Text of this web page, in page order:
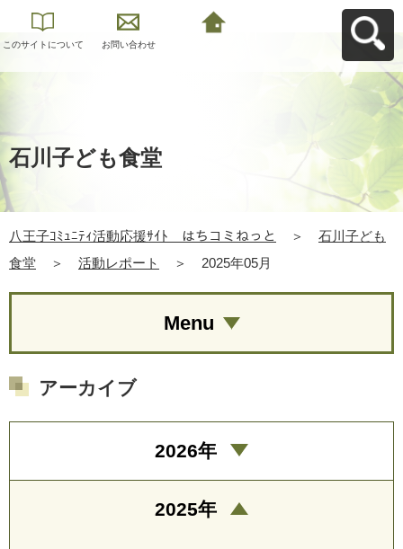
このサイトについて お問い合わせ
石川子ども食堂
八王子ｺﾐｭﾆﾃｨ活動応援ｻｲﾄ はちコミねっと ＞
石川子ども
食堂
＞ 活動レポート ＞ 2025年05月
Menu
アーカイブ
2026年
2025年